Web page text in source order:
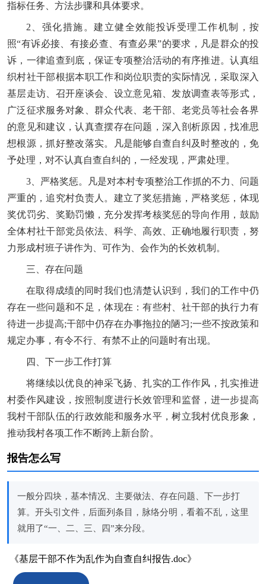
指标任务、方法步骤和具体要求。
2、强化措施。建立健全效能投诉受理工作机制，按
照“有诉必接、有接必查、有查必果”的要求，凡是群众的投
诉，一律追查到底，保证专项整治活动的有序推进。认真组
织村社干部根据本职工作和岗位职责的实际情况，采取深入
基层走访、召开座谈会、设立意见箱、发放调查表等形式，
广泛征求服务对象、群众代表、老干部、老党员等社会各界
的意见和建议，认真查摆存在问题，深入剖析原因，找准思
想根源，抓好整改落实。凡是能够自查自纠及时整改的，免
予处理，对不认真自查自纠的，一经发现，严肃处理。
3、严格奖惩。凡是对本村专项整治工作抓的不力、问题
严重的，追究村负责人。建立了奖惩措施，严格奖惩，体现
奖优罚劣、奖勤罚懒，充分发挥考核奖惩的导向作用，鼓励
全体村社干部党员依法、科学、高效、正确地履行职责，努
力形成村班子讲作为、可作为、会作为的长效机制。
三、存在问题
在取得成绩的同时我们也清楚认识到，我们的工作中仍
存在一些问题和不足，体现在：有些村、社干部的执行力有
待进一步提高;干部中仍存在办事拖拉的陋习;一些不按政策和
规定办事，有令不行、有禁不止的问题时有出现。
四、下一步工作打算
将继续以优良的神采飞扬、扎实的工作作风，扎实推进
村委作风建设，按照制度进行长效管理和监督，进一步提高
我村干部队伍的行政效能和服务水平，树立我村优良形象，
推动我村各项工作不断跨上新台阶。
报告怎么写
一般分四块，基本情况、主要做法、存在问题、下一步打
算。开头引文件，后面列条目，脉络分明，看着不乱，这里
就用了“一、二、三、四”来分段。
《基层干部不作为乱作为自查自纠报告.doc》